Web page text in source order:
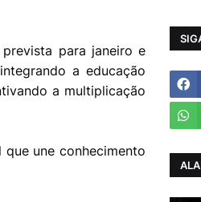
para janeiro e
a educação
a multiplicação
une conhecimento